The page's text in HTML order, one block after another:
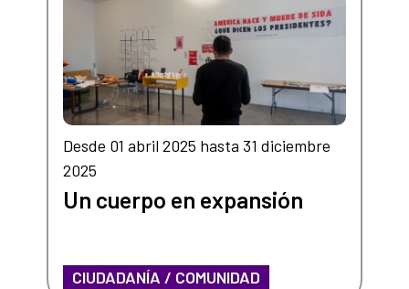
Desde 01 abril 2025 hasta 31 diciembre
2025
Un cuerpo en expansión
CIUDADANÍA / COMUNIDAD